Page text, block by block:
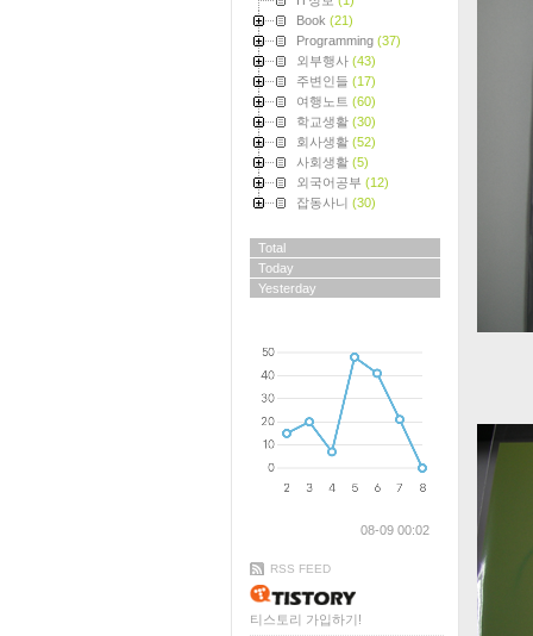
Book (21)
Programming (37)
외부행사 (43)
주변인들 (17)
여행노트 (60)
학교생활 (30)
회사생활 (52)
사회생활 (5)
외국어공부 (12)
잡동사니 (30)
Total
Today
Yesterday
08-09 00:02
RSS FEED
티스토리 가입하기!